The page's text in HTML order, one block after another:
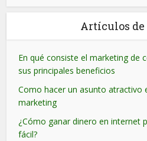
Artículos
En qué consiste el marketing de
sus principales beneficios
Como hacer un asunto atractivo
marketing
¿Cómo ganar dinero en internet
fácil?